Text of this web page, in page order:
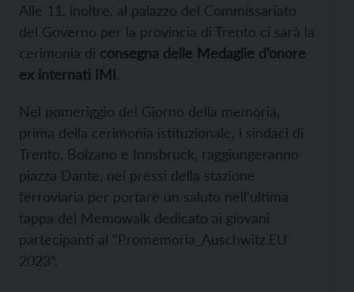
Alle 11, inoltre, al palazzo del Commissariato
del Governo per la provincia di Trento ci sarà la
cerimonia di consegna delle Medaglie d’onore
ex internati IMI.
Nel pomeriggio del Giorno della memoria,
prima della cerimonia istituzionale, i sindaci di
Trento, Bolzano e Innsbruck, raggiungeranno
piazza Dante, nei pressi della stazione
ferroviaria per portare un saluto nell’ultima
tappa del Memowalk dedicato ai giovani
partecipanti al “Promemoria_Auschwitz.EU
2023”.